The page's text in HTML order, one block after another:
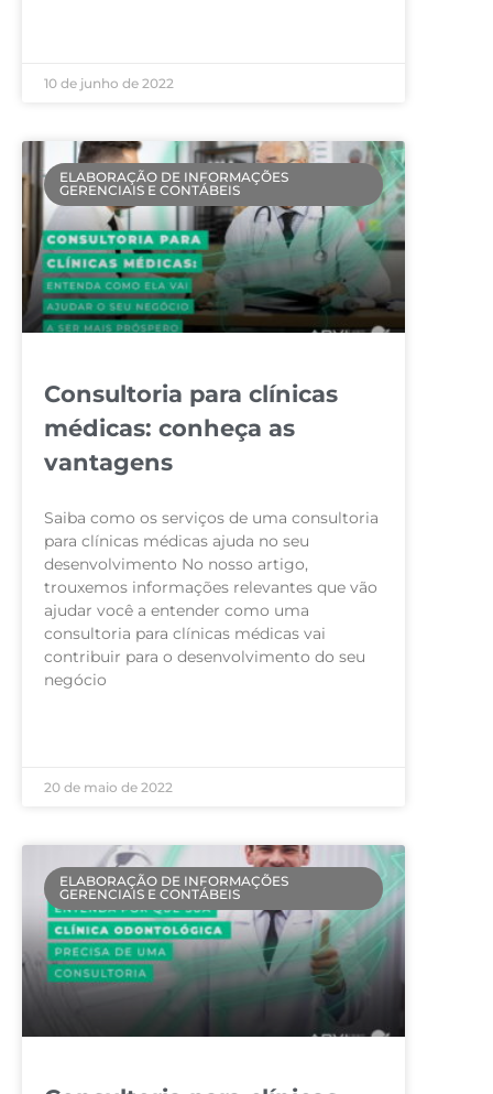
10 de junho de 2022
ELABORAÇÃO DE INFORMAÇÕES
GERENCIAIS E CONTÁBEIS
Consultoria para clínicas
médicas: conheça as
vantagens
Saiba como os serviços de uma consultoria
para clínicas médicas ajuda no seu
desenvolvimento No nosso artigo,
trouxemos informações relevantes que vão
ajudar você a entender como uma
consultoria para clínicas médicas vai
contribuir para o desenvolvimento do seu
negócio
20 de maio de 2022
ELABORAÇÃO DE INFORMAÇÕES
GERENCIAIS E CONTÁBEIS